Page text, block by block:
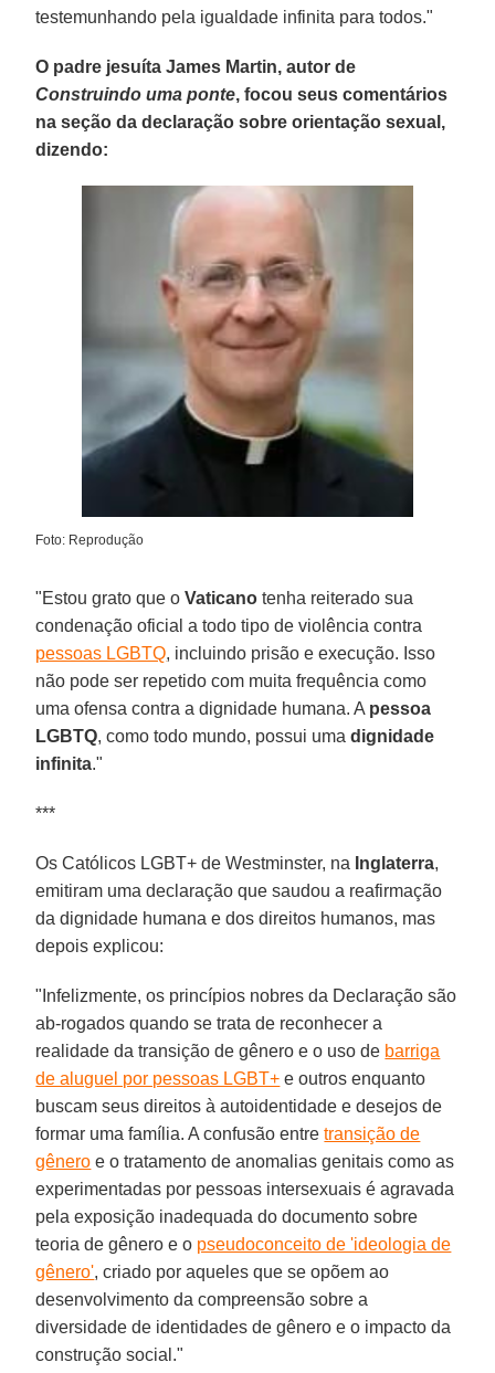
testemunhando pela igualdade infinita para todos."
O padre jesuíta James Martin, autor de
Construindo uma ponte, focou seus comentários
na seção da declaração sobre orientação sexual,
dizendo:
Foto: Reprodução
"Estou grato que o Vaticano tenha reiterado sua
condenação oficial a todo tipo de violência contra
pessoas LGBTQ, incluindo prisão e execução. Isso
não pode ser repetido com muita frequência como
uma ofensa contra a dignidade humana. A pessoa
LGBTQ, como todo mundo, possui umadignidade
infinita."
***
Os Católicos LGBT+ de Westminster, na Inglaterra,
emitiram uma declaração que saudou a reafirmação
da dignidade humana e dos direitos humanos, mas
depois explicou:
"Infelizmente, os princípios nobres da Declaração são
ab-rogados quando se trata de reconhecer a
realidade da transição de gênero e o uso de barriga
de aluguel por pessoas LGBT+ e outros enquanto
buscam seus direitos à autoidentidade e desejos de
formar uma família. A confusão entretransição de
gênero e o tratamento de anomalias genitais como as
experimentadas por pessoas intersexuais é agravada
pela exposição inadequada do documento sobre
teoria de gênero e o pseudoconceito de 'ideologia de
gênero', criado por aqueles que se opõem ao
desenvolvimento da compreensão sobre a
diversidade de identidades de gênero e o impacto da
construção social."